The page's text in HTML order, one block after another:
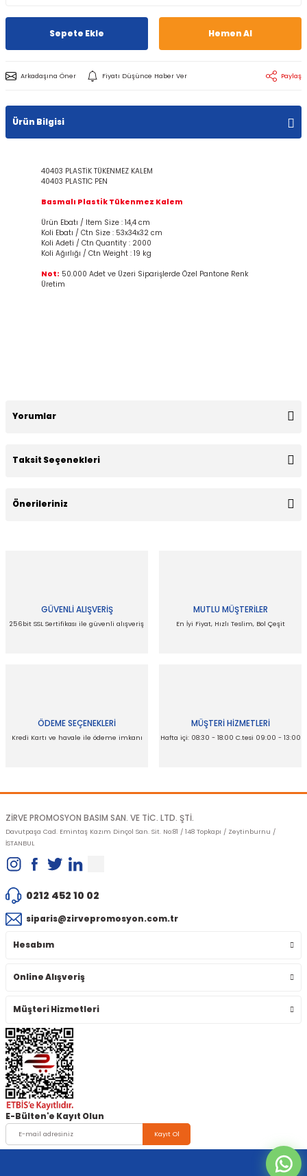
Sepete Ekle Hemen Al
Arkadaşına Öner Fiyatı Düşünce Haber Ver Paylaş
Ürün Bilgisi
40403 PLASTİK TÜKENMEZ KALEM
40403 PLASTIC PEN
Basmalı Plastik Tükenmez Kalem
Ürün Ebatı / Item Size : 14,4 cm
Koli Ebatı / Ctn Size : 53x34x32 cm
Koli Adeti / Ctn Quantity : 2000
Koli Ağırlığı / Ctn Weight : 19 kg
Not: 50.000 Adet ve Üzeri Siparişlerde Özel Pantone Renk
Üretim
Yorumlar
Taksit Seçenekleri
Önerileriniz
Ürün resmi kalitesiz, bozuk veya görüntülenemiyor.
GÜVENLİ ALIŞVERİŞ
256bit SSL Sertifikası ile güvenli alışveriş
MUTLU MÜŞTERİLER
En İyi Fiyat, Hızlı Teslim, Bol Çeşit
ÖDEME SEÇENEKLERİ
Kredi Kartı ve havale ile ödeme imkanı
MÜŞTERİ HİZMETLERİ
Hafta içi: 08:30 - 18:00 C.tesi 09:00 - 13:00
ZİRVE PROMOSYON BASIM SAN. VE TİC. LTD. ŞTİ.
Davutpaşa Cad. Emintaş Kazım Dinçol San. Sit. No:81 / 148 Topkapı / Zeytinburnu /
İSTANBUL
0212 452 10 02
siparis@zirvepromosyon.com.tr
Hesabım
Online Alışveriş
Müşteri Hizmetleri
E-Bülten'e Kayıt Olun
Kayıt Ol